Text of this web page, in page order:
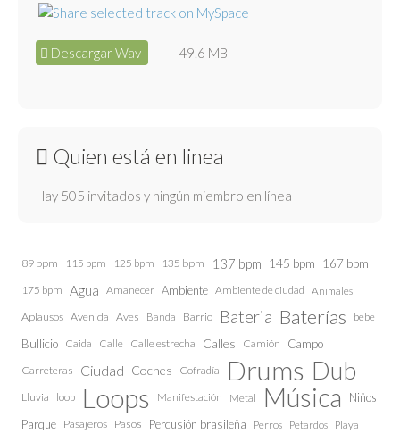
Descargar Wav 49.6 MB
Quien está en linea
Hay 505 invitados y ningún miembro en línea
89 bpm 115 bpm 125 bpm 135 bpm 137 bpm 145 bpm 167 bpm
175 bpm Agua Amanecer Ambiente Ambiente de ciudad Animales
Aplausos Avenida Aves Banda Barrio Bateria Baterías bebe
Bullicio Caida Calle Calle estrecha Calles Camión Campo
Carreteras Ciudad Coches Cofradía Drums Dub
Lluvia loop Loops Manifestación Metal Música
Niños
Parque Pasajeros Pasos Percusión brasileña Perros Petardos Playa